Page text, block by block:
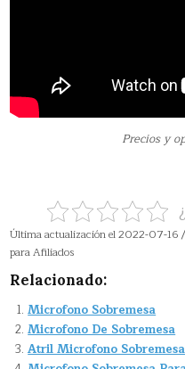
Precios y
Última actualización el 2022-07-16 /
para Afiliados
Relacionado:
Microfono Sobremesa
Microfono De Sobremesa
Atril Microfono Sobremesa